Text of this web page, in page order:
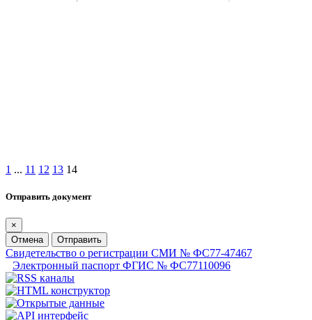
1 ... 11 12 13 14
Отправить документ
×
Отмена
Отправить
Свидетельство о регистрации СМИ № ФС77-47467
Электронный паспорт ФГИС № ФС77110096